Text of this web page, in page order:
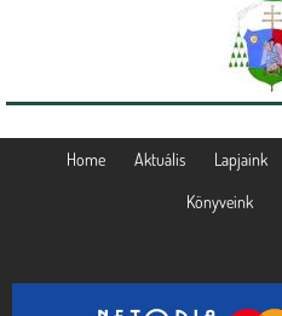
Home Aktuális Lapjaink
Könyveink